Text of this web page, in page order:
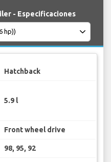
- Especificaciones
Hatchback
5.9 l
Front wheel drive
98, 95, 92